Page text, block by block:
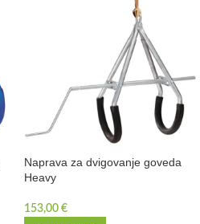
Naprava za dvigovanje goveda
Heavy
153,00 €